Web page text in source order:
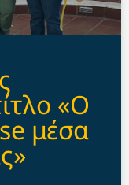
«Ο
μέσα